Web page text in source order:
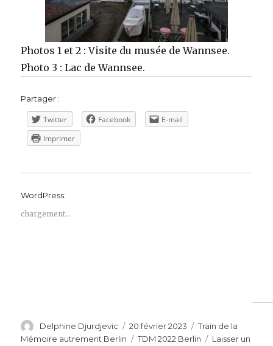
Photos 1 et 2 : Visite du musée de Wannsee.
Photo 3 : Lac de Wannsee.
Partager :
Twitter Facebook
E-mail
Imprimer
WordPress:
chargement…
Auteur
Delphine Djurdjevic
Publié
le
20 février 2023 Catégories
Train de la
Mémoire autrement Berlin
Étiquettes
TDM 2022 Berlin
Laisser un